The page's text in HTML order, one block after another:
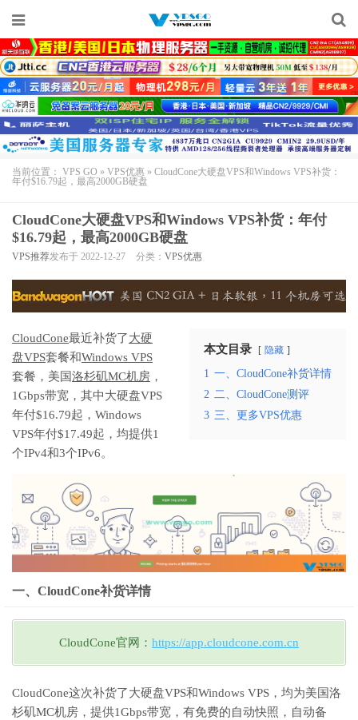
当前位置： VPS GO » VPS优惠 » CloudCone大硬盘VPS和Windows VPS补货：
年付$16.79起，最高2000GB硬盘
CloudCone大硬盘VPS和Windows VPS补货：年付
$16.79起，最高2000GB硬盘
VPS推荐发布于 2022-12-27 分类： VPS优惠
本文目录 隐藏
1 一、CloudCone补货详情
2 二、CloudCone测评
3 三、更多VPS优惠
CloudCone最近补货了大硬
盘VPS套餐和Windows VPS
套餐，美国洛杉矶MC机房 ，
1Gbps带宽，其中大硬盘VPS
年付$16.79起，Windows
VPS年付$17.49起，均提供1
个IPv4和3个IPv6。
一、CloudCone补货详情
CloudCone官网： https://app.cloudcone.com.cn
CloudCone这次补货了大硬盘VPS和Windows VPS，均为美国洛
杉矶MC机房，提供1Gbps带宽，有免费的自动快照，自动备